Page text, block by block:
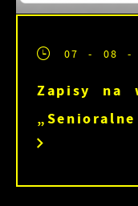
07 - 08 -
Zapisy na